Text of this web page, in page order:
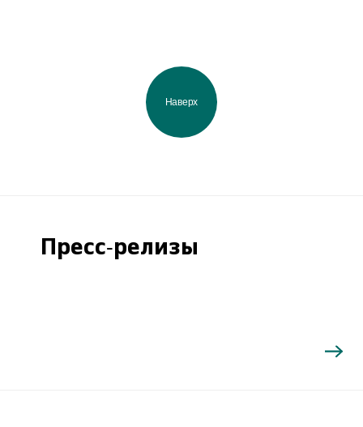
Наверх
Пресс-релизы